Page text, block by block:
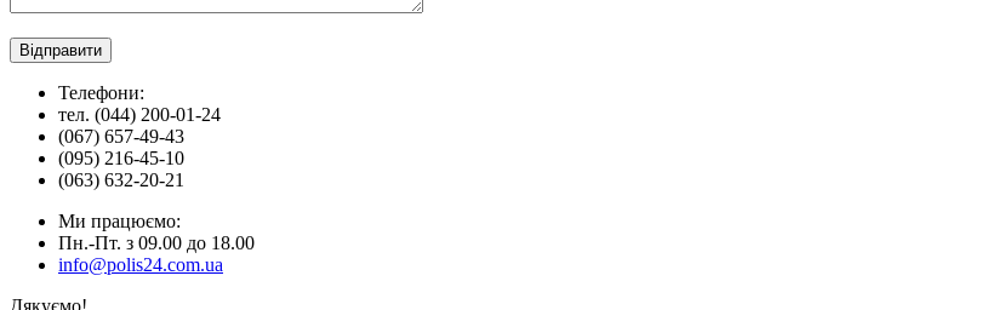
Телефони:
тел. (044) 200-01-24
(067) 657-49-43
(095) 216-45-10
(063) 632-20-21
Ми працюємо:
Пн.-Пт. з 09.00 до 18.00
info@polis24.com.ua